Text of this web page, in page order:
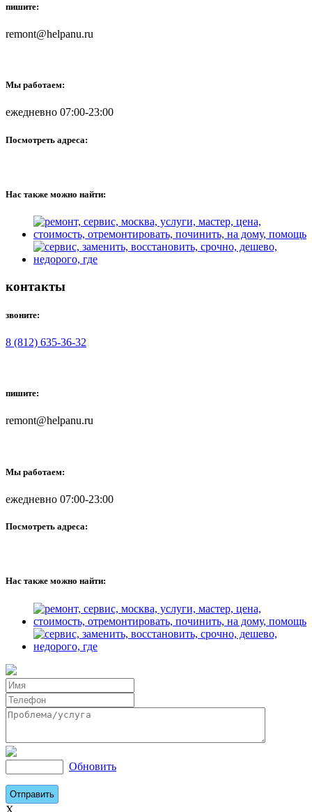
пишите:
remont@helpanu.ru
Мы работаем:
ежедневно 07:00-23:00
Посмотреть адреса:
Нас также можно найти:
контакты
звоните:
8 (812) 635-36-32
пишите:
remont@helpanu.ru
Мы работаем:
ежедневно 07:00-23:00
Посмотреть адреса:
Нас также можно найти:
Обновить
X